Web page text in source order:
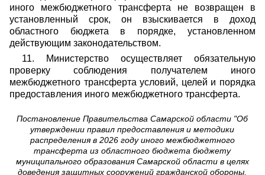
иного межбюджетного трансферта не возвращен в
установленный срок, он взыскивается в доход
областного бюджета в порядке, установленном
действующим законодательством.
11. Министерство осуществляет обязательную
проверку соблюдения получателем иного
межбюджетного трансферта условий, целей и порядка
предоставления иного межбюджетного трансферта.
Постановление Правительства Самарской области "Об
утверждении правил предоставления и методики
распределения в 2026 году иного межбюджетного
трансферта из областного бюджета бюджету
муниципального образования Самарской области в целях
доведения защитных сооружений гражданской обороны,